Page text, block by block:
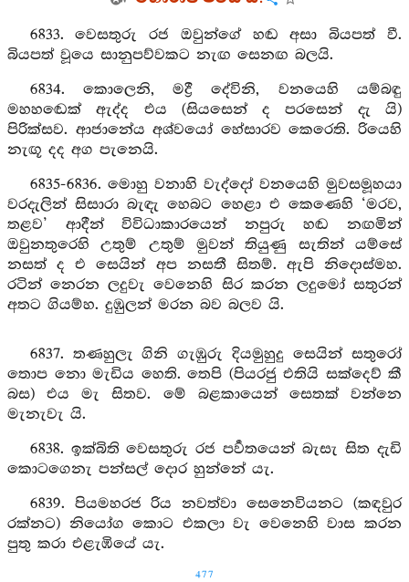
6833. වෙසතුරු රජ ඔවුන්ගේ හඬ අසා බියපත් වී.
බියපත් වූයෙ සානුපව්වකට නැඟ සෙනඟ බලයි.
6834. කොලෙනි, මද්‍රී දේවිනි, වනයෙහි යම්බඳු
මහහඬෙක් ඇද්ද එය (සියසෙන් ද පරසෙන් දැ යි)
පිරික්සව. ආජානේය අශ්වයෝ හේසාරව කෙරෙති. රියෙහි
නැඟූ දද අග පැනෙයි.
6835-6836. මොහු වනාහි වැද්දෝ වනයෙහි මුවසමූහයා
වරදැලින් සිසාරා බැඳැ හෙබට හෙළා එ කෙණෙහි ‘මරව,
තළව’ ආදීන් විවිධාකාරයෙන් නපුරු හඬ නඟමින්
ඔවුනතුරෙහි උතුම් උතුම් මුවන් තියුණු සැතින් යම්සේ
නසත් ද එ සෙයින් අප නසතී සිතම්. ඇපි නිදොස්මහ.
රටින් නෙරන ලදුවැ වෙනෙහි සිර කරන ලදුමෝ සතුරන්
අතට ගියම්හ. දුඹුලන් මරන බව බලව යි.
6837. තණහුලැ ගිනි ගැඹුරු දියමුහුදු සෙයින් සතුරෝ
තොප නො මැඩිය හෙති. තෙපි (පියරජු එතියි සක්දෙව් කී
බස) එය මැ සිතව. මේ බළකායෙන් සෙතක් වන්නෙ
මැනැවැ යි.
6838. ඉක්බිති වෙසතුරු රජ පර්‍වතයෙන් බැසැ සිත දැඩි
කොටගෙනැ පන්සල් දොර හුන්නේ යැ.
6839. පියමහරජ රිය නවත්වා සෙනෙවියනට (කඳවුර
රක්නට) නියෝග කොට එකලා වැ වෙනෙහි වාස කරන
පුතු කරා එළැඹියේ යැ.
477